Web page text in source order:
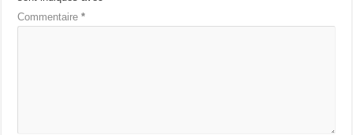
Commentaire*